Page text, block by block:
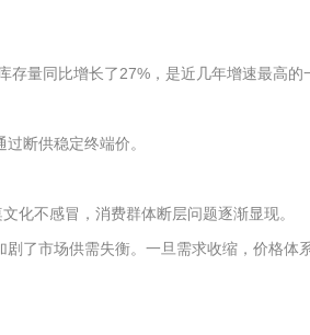
量同比增长了27%，是近几年增速最高
断供稳定终端价。
化不感冒，消费群体断层问题逐渐显现。
了市场供需失衡。一旦需求收缩，价格体